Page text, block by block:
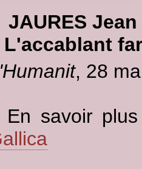
Jean
L'accablant
, 28
savoir